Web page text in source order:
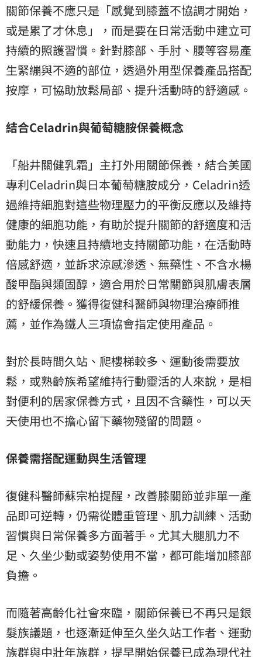
關節保養不應只是「感覺到膝蓋不協調才開始，
或是累了才休息」，而是要在日常活動中建立可
持續的照護習慣。針對膝部、手肘、腰等容易產
生緊繃與不適的部位，透過外用型保養產品搭配
按摩，可協助放鬆局部、提升活動時的舒適感。
結合Celadrin與葡萄糖胺保養概念
「船井關健乳霜」主打外用關節保養，結合美國
專利Celadrin與日本葡萄糖胺成分，Celadrin透
過維持細胞對這些物理壓力的平衡反應以及維持
健康的細胞功能，有助於提升關節的舒適度和活
動能力，快速且持續地支持關節功能，在活動時
倍感舒適，並訴求涼感滲透、無藥性、不含水楊
酸甲酯與類固醇，適合用於日常關節與肌膚表層
的舒緩保養。獲得復健科醫師與物理治療師推
薦，並作為鐵人三項協會指定使用產品。
對於長時間久站、爬樓梯較多、運動後需要放
鬆，或熟齡族希望維持行動靈活的人來說，是相
對便利的居家保養方式，且因不含藥性，可以天
天使用也不擔心留下藥物殘留的問題。
保養需搭配運動與生活管理
復健科醫師蘇宗柏提醒，改善膝關節並非單一產
品即可逆轉，仍需從體重管理、肌力訓練、活動
習慣與日常保養多方面著手。尤其大腿肌力不
足、久坐少動或姿勢使用不當，都可能增加膝部
負擔。
而隨著高齡化社會來臨，關節保養已不再只是銀
髮族議題，也逐漸延伸至久坐久站工作者、運動
族群與中壯年族群，提早開始保養已成為現代社